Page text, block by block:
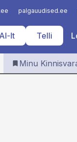
palgauudised.ee
lt Telli
Iseteenindus
Telli
Minu